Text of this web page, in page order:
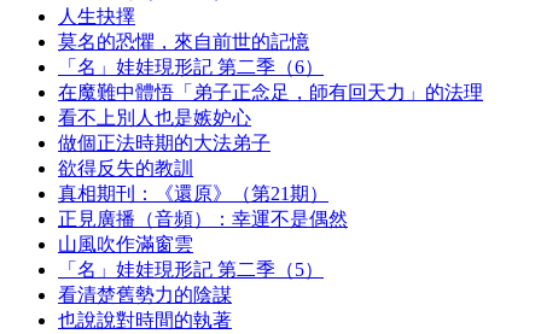
人生抉擇
莫名的恐懼，來自前世的記憶
「名」娃娃現形記 第二季（6）
在魔難中體悟「弟子正念足，師有回天力」的法理
看不上別人也是嫉妒心
做個正法時期的大法弟子
欲得反失的教訓
真相期刊：《還原》（第21期）
正見廣播（音頻）：幸運不是偶然
山風吹作滿窗雲
「名」娃娃現形記 第二季（5）
看清楚舊勢力的陰謀
也說說對時間的執著